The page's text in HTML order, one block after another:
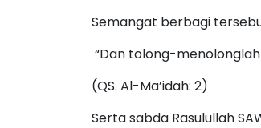
Semangat berbagi
“Dan tolong-
(QS. Al-Ma’idah: 2)
Serta sabda Rasulullah